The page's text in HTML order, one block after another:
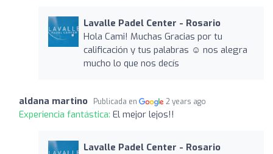
Lavalle Padel Center - Rosario
Hola Cami! Muchas Gracias por tu
calificación y tus palabras ☺️ nos alegra
mucho lo que nos decís
aldana martino Publicada en 2 years ago
Experiencia fantástica: El mejor lejos!!
Lavalle Padel Center - Rosario